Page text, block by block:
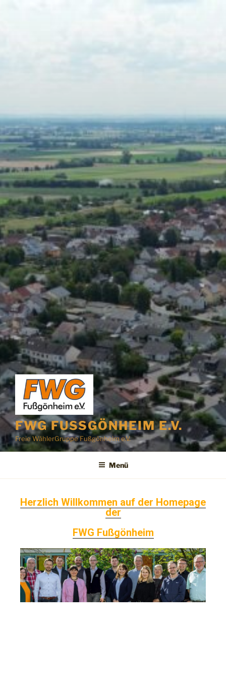
FWG FUSSGÖNHEIM E.V.
Freie WählerGruppe Fußgönheim e.V.
Menü
Herzlich Willkommen auf der Homepage
der
FWG Fußgönheim